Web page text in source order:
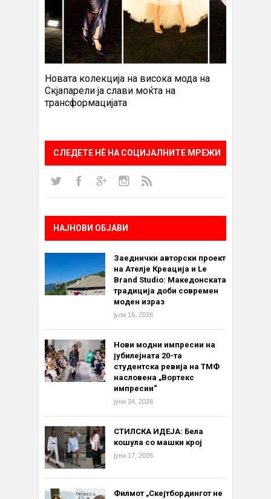
Новата колекција на висока мода на
Скјапарели ја слави моќта на
трансформацијата
СЛЕДЕТЕ НÈ НА СОЦИЈАЛНИТЕ МРЕЖИ
НАЈНОВИ ОБЈАВИ
Заеднички авторски проект
на Ателје Креација и Le
Brand Studio: Македонската
традиција доби современ
моден израз
јули 16, 2026
Нови модни импресии на
јубилејната 20-та
студентска ревија на ТМФ
насловена „Вортекс
импресии“
јуни 24, 2026
СТИЛСКА ИДЕЈА: Бела
кошула со машки крој
јуни 17, 2026
Филмот „Скејтбордингот не